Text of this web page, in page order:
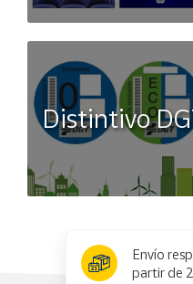
Distintivo
Envío
partir de